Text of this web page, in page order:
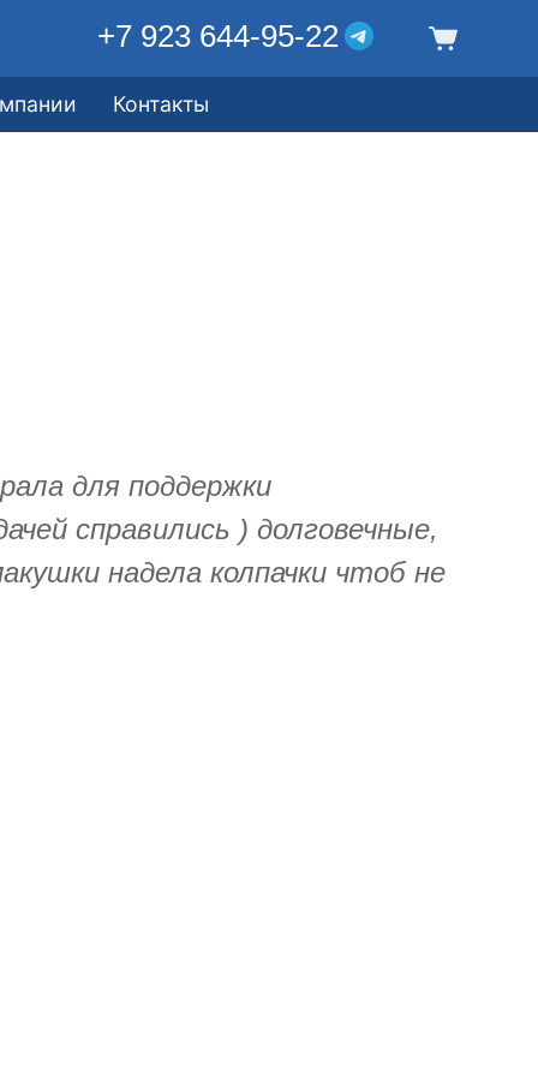
+7 923 644-95-22
Контакты
для поддержки
справились ) долговечные,
надела колпачки чтоб не